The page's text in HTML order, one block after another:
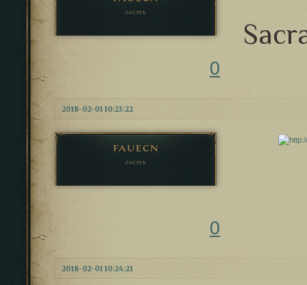
гость
0
2018-02-01 10:23:22
fauecn
гость
0
2018-02-01 10:24:21